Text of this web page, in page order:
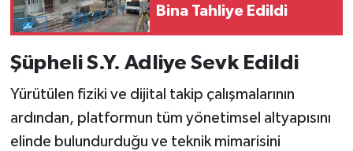
Bina Tahliye Edildi
Şüpheli S.Y. Adliye Sevk Edildi
Yürütülen fiziki ve dijital takip çalışmalarının
ardından, platformun tüm yönetimsel altyapısını
elinde bulundurduğu ve teknik mimarisini